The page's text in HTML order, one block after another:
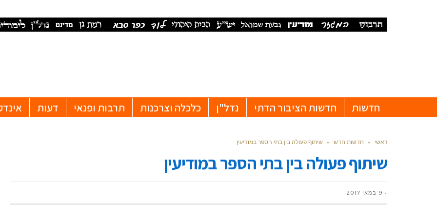
חדשות חדשות הציבור הדתי נדל"ן כלכלה וצרכנות תרבות ופנאי דעות
ראשי » חדשות חדש » שיתוף פעולה בין בתי הספר במודיעין
שיתוף פעולה בין בתי הספר במודיעין
9 במאי 2017